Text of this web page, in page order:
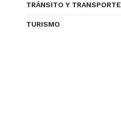
TRÁNSITO Y TRANSPORTE
TURISMO